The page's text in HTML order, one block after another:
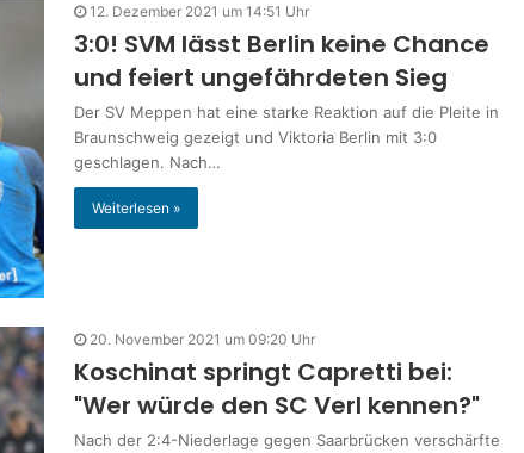
12. Dezember 2021 um 14:51 Uhr
3:0! SVM lässt Berlin keine Chance
und feiert ungefährdeten Sieg
Der SV Meppen hat eine starke Reaktion auf die Pleite in
Braunschweig gezeigt und Viktoria Berlin mit 3:0
geschlagen. Nach…
Weiterlesen »
20. November 2021 um 09:20 Uhr
Koschinat springt Capretti bei:
"Wer würde den SC Verl kennen?"
Nach der 2:4-Niederlage gegen Saarbrücken verschärfte